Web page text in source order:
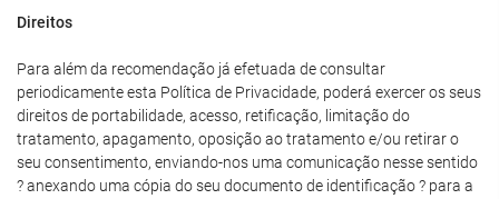
Direitos
Para além da recomendação já efetuada de consultar
periodicamente esta Política de Privacidade, poderá exercer os seus
direitos de portabilidade, acesso, retificação, limitação do
tratamento, apagamento, oposição ao tratamento e/ou retirar o
seu consentimento, enviando-nos uma comunicação nesse sentido
? anexando uma cópia do seu documento de identificação ? para a